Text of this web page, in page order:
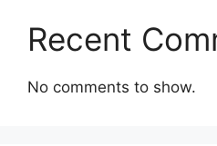
Recent
No comments to show.